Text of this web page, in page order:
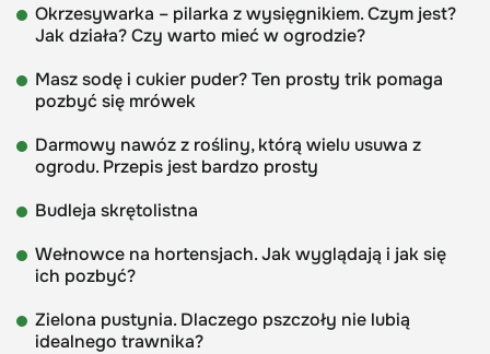
Okrzesywarka – pilarka z wysięgnikiem. Czym jest?
Jak działa? Czy warto mieć w ogrodzie?
Masz sodę i cukier puder? Ten prosty trik pomaga
pozbyć się mrówek
Darmowy nawóz z rośliny, którą wielu usuwa z
ogrodu. Przepis jest bardzo prosty
Budleja skrętolistna
Wełnowce na hortensjach. Jak wyglądają i jak się
ich pozbyć?
Zielona pustynia. Dlaczego pszczoły nie lubią
idealnego trawnika?